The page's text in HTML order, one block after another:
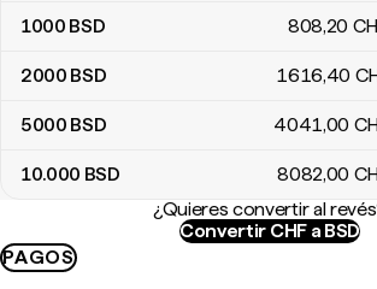
1000 BSD 808,20
2000 BSD 1616,40
5000 BSD 4041,00
10.000 BSD 8082,00
¿Quieres convertir al
Convertir CHF a BSD
PAGOS